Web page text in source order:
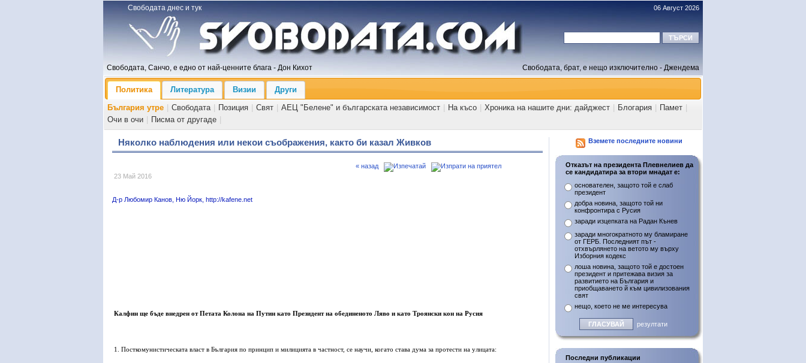
Свободата днес и тук 06 Август 2026
Свободата, Санчо, е едно от най-ценните блага - Дон Кихот Свободата, брат, е нещо изключително - Джендема
Политика Литература Визии
Други
България утре
Свободата Позиция Свят АЕЦ "Белене" и българската независимост На късо Хроника на нашите дни: дайджест Блогария Памет
Очи в очи
Писма от другаде
Няколко наблюдения или некои съображения, както би казал Живков
23 Май 2016
« назад
Д-р Любомир Канов, Ню Йорк, http://kafene.net
Калфин ще бъде внедрен от Петата Колона на Путин като Президент на обединеното Ляво и като Троянски кон на Русия
1. Посткомунистическата власт в България по принцип и милицията в частност, се научи, когато става дума за протести на улицата:
Вземете последните новини
Отказът на президента Плевнелиев да
се кандидатира за втори мнадат е:
основателен, защото той е слаб
президент
добра новина, защото той ни
конфронтира с Русия
заради изцепката на Радан Кънев
заради многократното му бламиране
от ГЕРБ. Последният път -
отхвърлянето на ветото му върху
Изборния кодекс
лоша новина, защото той е достоен
президент и притежава визия за
развитието на България и
приобщаването й към цивилизования
свят
нещо, което не ме интересува
резултати
Последни публикации